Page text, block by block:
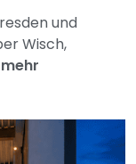
und
Wisch,
mehr